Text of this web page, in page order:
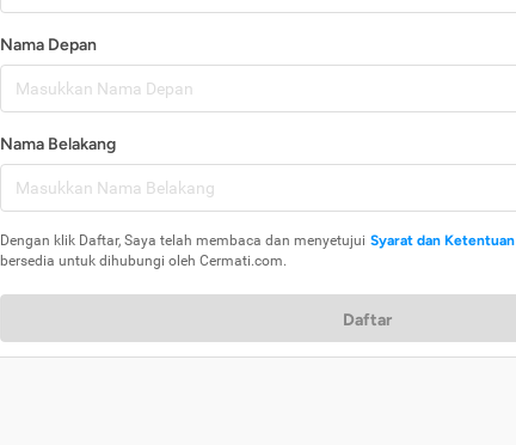
Nama Depan
Nama Belakang
Dengan klik Daftar, Saya telah membaca dan menyetujui Syarat dan Ketentuan
bersedia untuk dihubungi oleh Cermati.com.
Daftar